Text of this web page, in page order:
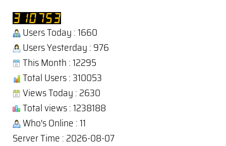
Users Today : 1660
Users Yesterday : 976
This Month : 12295
Total Users : 310053
Views Today : 2630
Total views : 1238188
Who's Online : 11
Server Time : 2026-08-07